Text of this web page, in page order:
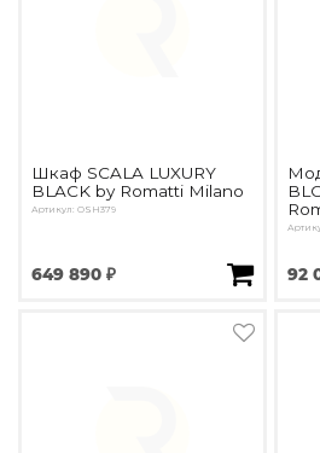
Шкаф SCALA LUXURY
BLACK by Romatti Milano
Артикул: OSH379
649 890 ₽ 92